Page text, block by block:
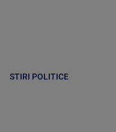
STIRI POLITICE